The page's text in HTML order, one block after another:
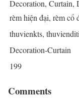
Decoration, Curtain,
rèm hiện đại, rèm cổ
thuvienkts,
Decoration-Curtain
199
Comments